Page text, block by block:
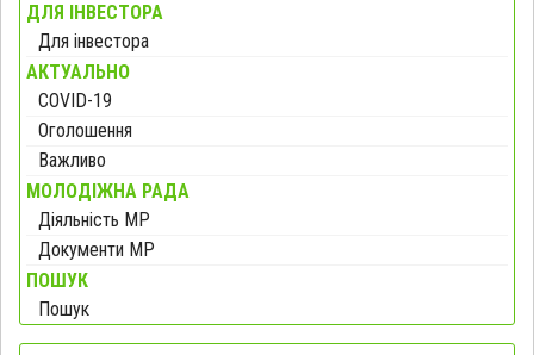
ДЛЯ ІНВЕСТОРА
Для інвестора
АКТУАЛЬНО
COVID-19
Оголошення
Важливо
МОЛОДІЖНА РАДА
Діяльність МР
Документи МР
ПОШУК
Пошук